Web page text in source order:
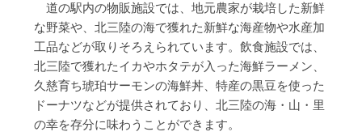
道の駅内の物販施設では、地元農家が栽培した新鮮
な野菜や、北三陸の海で獲れた新鮮な海産物や水産加
工品などが取りそろえられています。飲食施設では、
北三陸で獲れたイカやホタテが入った海鮮ラーメン、
久慈育ち琥珀サーモンの海鮮丼、特産の黒豆を使った
ドーナツなどが提供されており、北三陸の海・山・里
の幸を存分に味わうことができます。